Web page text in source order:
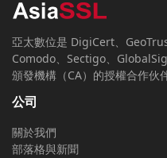
亞太數位是 DigiCert、
Comodo、Sectigo、
頒發機構（CA）的授權合作伙伴
公司
關於我們
部落格與新聞